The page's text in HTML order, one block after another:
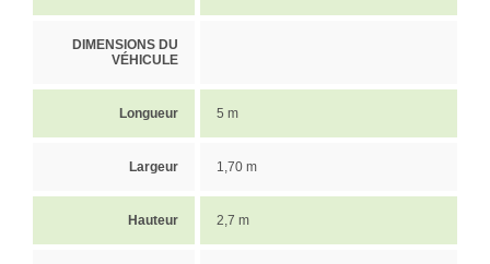
DIMENSIONS DU
VÉHICULE
Longueur 5 m
Largeur 1,70 m
Hauteur 2,7 m